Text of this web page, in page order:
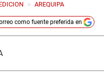
> AREQUIPA
como fuente preferida en